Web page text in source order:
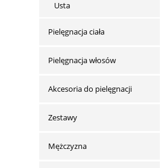
Usta
Pielęgnacja ciała
Pielęgnacja włosów
Akcesoria do pielęgnacji
Zestawy
Mężczyzna